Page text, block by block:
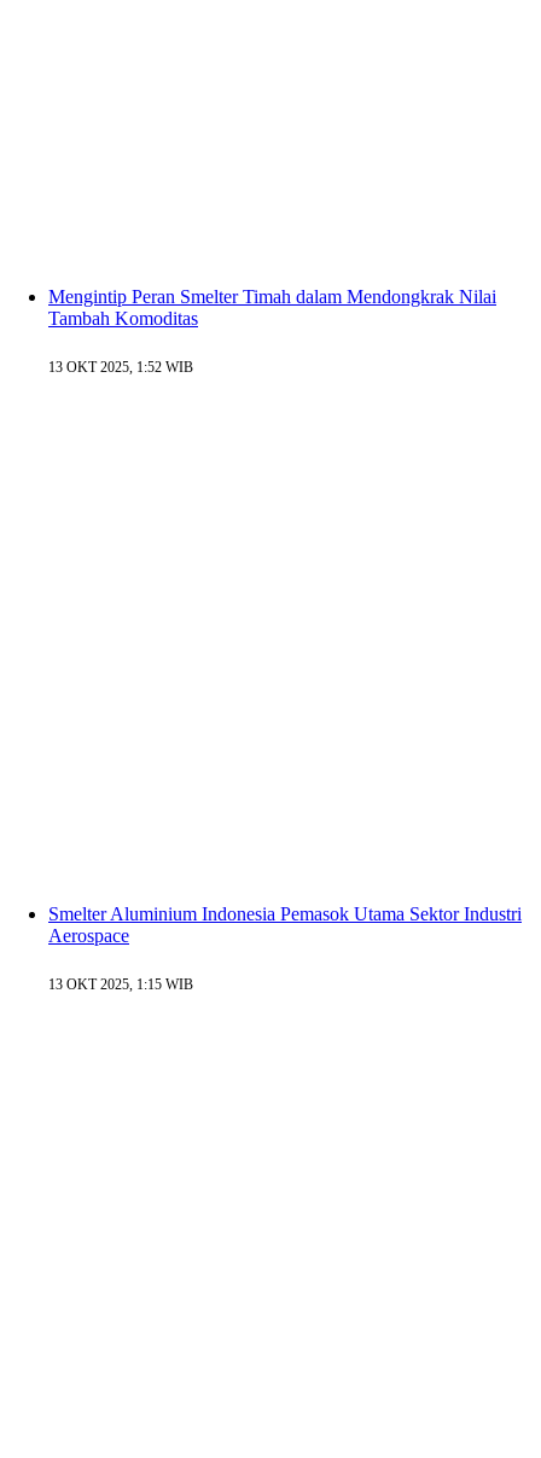
Mengintip Peran Smelter Timah dalam Mendongkrak Nilai
Tambah Komoditas
13 OKT 2025, 1:52 WIB
Smelter Aluminium Indonesia Pemasok Utama Sektor Industri
Aerospace
13 OKT 2025, 1:15 WIB